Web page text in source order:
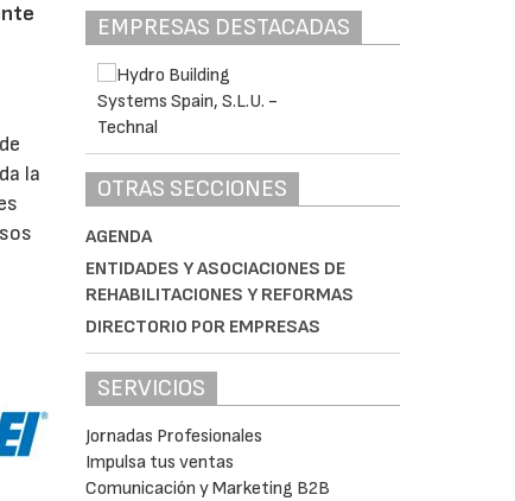
la
EMPRESAS DESTACADAS
OTRAS SECCIONES
AGENDA
ENTIDADES Y ASOCIACIONES DE
REHABILITACIONES Y REFORMAS
DIRECTORIO POR EMPRESAS
SERVICIOS
Jornadas Profesionales
Impulsa tus ventas
Comunicación y Marketing B2B